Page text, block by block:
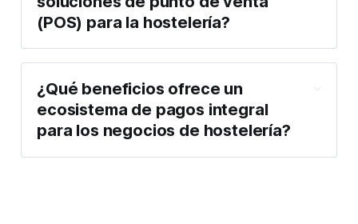
(POS) para la hostelería?
¿Qué beneficios ofrece un
ecosistema de pagos integral
para los negocios de hostelería?